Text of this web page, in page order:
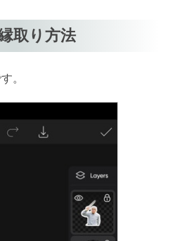
取り方法
。